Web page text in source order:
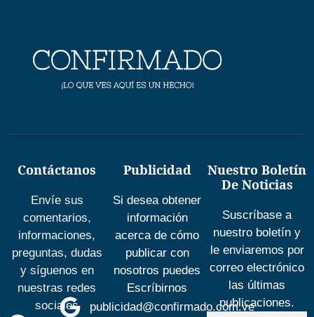
Contáctanos
Envíe sus
comentarios,
informaciones,
preguntas, dudas
y síguenos en
nuestras redes
sociales
Publicidad
Si desea obtener
información
acerca de cómo
publicar con
nosotros puedes
Escríbirnos
publicidad@confirmado.com.ve
Nuestro Boletín
De Noticias
Suscríbase a
nuestro boletín y
le enviaremos por
correo electrónico
las últimas
publicaciones.